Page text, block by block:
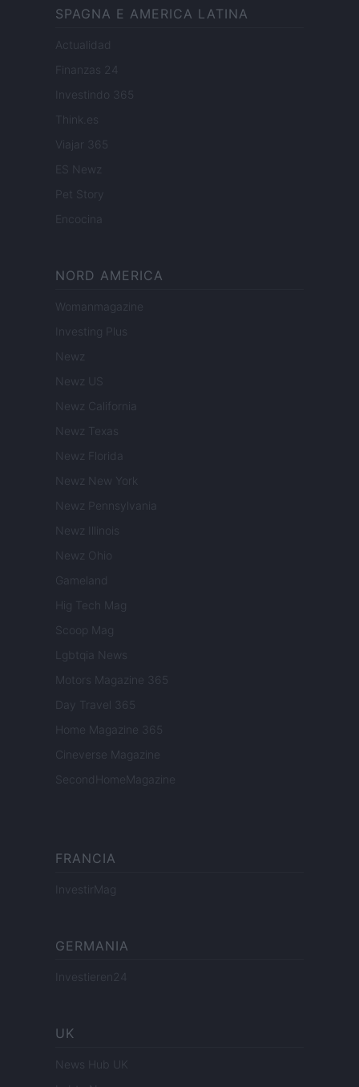
SPAGNA E AMERICA LATINA
Actualidad
Finanzas 24
Investindo 365
Think.es
Viajar 365
ES Newz
Pet Story
Encocina
NORD AMERICA
Womanmagazine
Investing Plus
Newz
Newz US
Newz California
Newz Texas
Newz Florida
Newz New York
Newz Pennsylvania
Newz Illinois
Newz Ohio
Gameland
Hig Tech Mag
Scoop Mag
Lgbtqia News
Motors Magazine 365
Day Travel 365
Home Magazine 365
Cineverse Magazine
SecondHomeMagazine
FRANCIA
InvestirMag
GERMANIA
Investieren24
UK
News Hub UK